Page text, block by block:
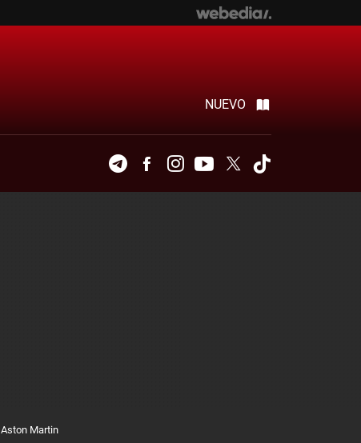
NUEVO
TelegramFacebookInstagramYoutubeTwitter
Aston Martin